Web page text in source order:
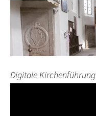
Digitale Kirchenführung